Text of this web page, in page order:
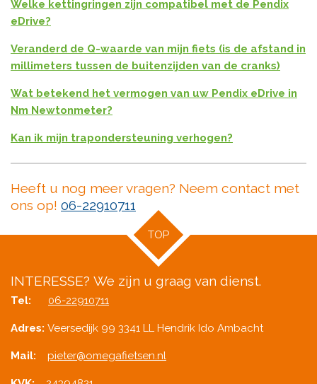
Welke kettingringen zijn compatibel met de Pendix
eDrive?
Veranderd de Q-waarde van mijn fiets (is de afstand in
millimeters tussen de buitenzijden van de cranks)
Wat betekend het vermogen van uw Pendix eDrive in
Nm Newtonmeter?
Kan ik mijn trapondersteuning verhogen?
Heeft u nog meer vragen? Neem contact met
ons op! 06-22910711
TOP
INTERESSE? We zijn u graag van dienst.
Tel: 06-22910711
Adres: Veersedijk 99 3341 LL Hendrik Ido Ambacht
Mail: pieter@omegafietsen.nl